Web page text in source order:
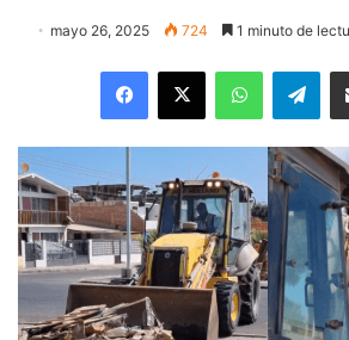
mayo 26, 2025 724 1 minuto de
Facebook
X WhatsApp